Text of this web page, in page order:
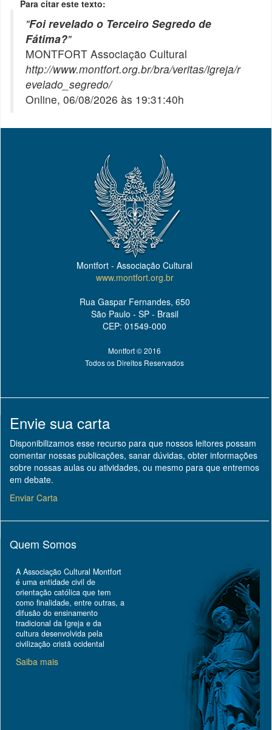
Para citar este texto:
"Foi revelado o Terceiro Segredo de
Fátima?"
MONTFORT Associação Cultural
http://www.montfort.org.br/bra/veritas/igreja/r
evelado_segredo/
Online, 06/08/2026 às 19:31:40h
Montfort - Associação Cultural
www.montfort.org.br
Rua Gaspar Fernandes, 650
São Paulo - SP - Brasil
CEP: 01549-000
Montfort © 2016
Todos os Direitos Reservados
Envie sua carta
Disponibilizamos esse recurso para que nossos leitores possam
comentar nossas publicações, sanar dúvidas, obter informações
sobre nossas aulas ou atividades, ou mesmo para que entremos
em debate.
Enviar Carta
Quem Somos
A Associação Cultural Montfort
é uma entidade civil de
orientação católica que tem
como finalidade, entre outras, a
difusão do ensinamento
tradicional da Igreja e da
cultura desenvolvida pela
civilização cristã ocidental
Saiba mais